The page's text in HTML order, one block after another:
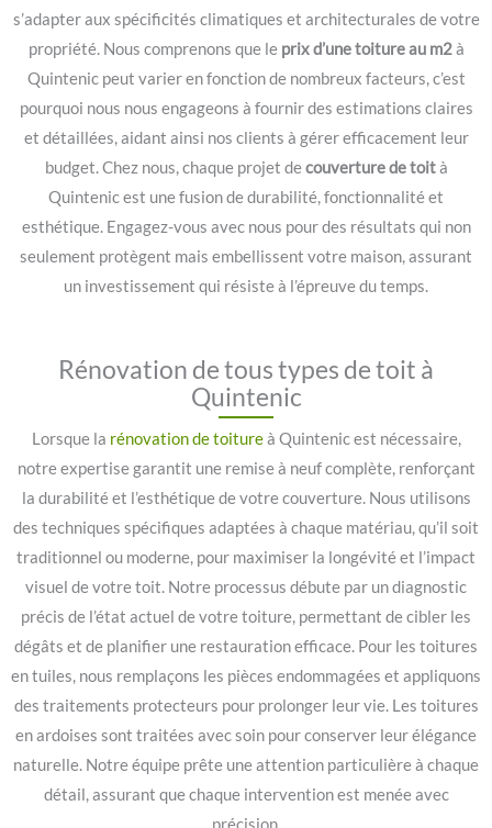
s’adapter aux spécificités climatiques et architecturales de votre
propriété. Nous comprenons que le prix d’une toiture au m2à
Quintenic peut varier en fonction de nombreux facteurs, c’est
pourquoi nous nous engageons à fournir des estimations claires
et détaillées, aidant ainsi nos clients à gérer efficacement leur
budget. Chez nous, chaque projet decouverture de toità
Quintenic est une fusion de durabilité, fonctionnalité et
esthétique. Engagez-vous avec nous pour des résultats qui non
seulement protègent mais embellissent votre maison, assurant
un investissement qui résiste à l’épreuve du temps.
Rénovation de tous types de toit à
Quintenic
Lorsque la rénovation de toitureà Quintenic est nécessaire,
notre expertise garantit une remise à neuf complète, renforçant
la durabilité et l’esthétique de votre couverture. Nous utilisons
des techniques spécifiques adaptées à chaque matériau, qu’il soit
traditionnel ou moderne, pour maximiser la longévité et l’impact
visuel de votre toit. Notre processus débute par un diagnostic
précis de l’état actuel de votre toiture, permettant de cibler les
dégâts et de planifier une restauration efficace. Pour les toitures
en tuiles, nous remplaçons les pièces endommagées et appliquons
des traitements protecteurs pour prolonger leur vie. Les toitures
en ardoises sont traitées avec soin pour conserver leur élégance
naturelle. Notre équipe prête une attention particulière à chaque
détail, assurant que chaque intervention est menée avec
précision.